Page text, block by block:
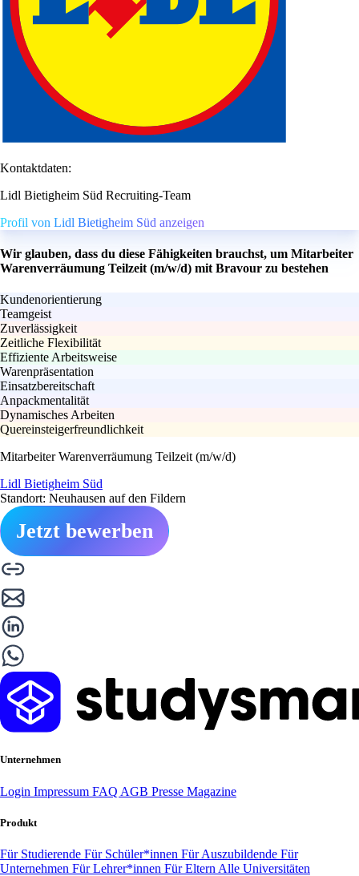
Kontaktdaten:
Lidl Bietigheim Süd Recruiting-Team
Profil von Lidl Bietigheim Süd anzeigen
Wir glauben, dass du diese Fähigkeiten brauchst, um Mitarbeiter
Warenverräumung Teilzeit (m/w/d) mit Bravour zu bestehen
Kundenorientierung
Teamgeist
Zuverlässigkeit
Zeitliche Flexibilität
Effiziente Arbeitsweise
Warenpräsentation
Einsatzbereitschaft
Anpackmentalität
Dynamisches Arbeiten
Quereinsteigerfreundlichkeit
Mitarbeiter Warenverräumung Teilzeit (m/w/d)
Lidl Bietigheim Süd
Standort: Neuhausen auf den Fildern
Jetzt bewerben
Unternehmen
Login Impressum FAQ AGB Presse Magazine
Produkt
Für Studierende Für Schüler*innen Für Auszubildende Für
Unternehmen Für Lehrer*innen Für Eltern Alle Universitäten